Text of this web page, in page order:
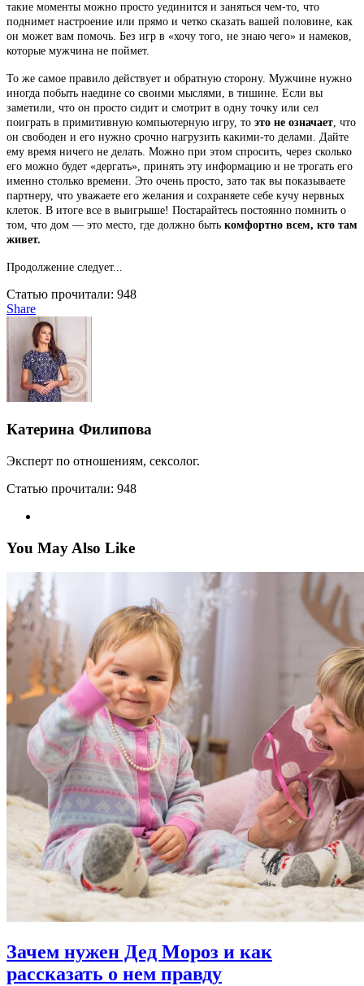
такие моменты можно просто уединится и заняться чем-то, что
поднимет настроение или прямо и четко сказать вашей половине, как
он может вам помочь. Без игр в «хочу того, не знаю чего» и намеков,
которые мужчина не поймет.
То же самое правило действует и обратную сторону. Мужчине нужно
иногда побыть наедине со своими мыслями, в тишине. Если вы
заметили, что он просто сидит и смотрит в одну точку или сел
поиграть в примитивную компьютерную игру, то это не означает, что
он свободен и его нужно срочно нагрузить какими-то делами. Дайте
ему время ничего не делать. Можно при этом спросить, через сколько
его можно будет «дергать», принять эту информацию и не трогать его
именно столько времени. Это очень просто, зато так вы показываете
партнеру, что уважаете его желания и сохраняете себе кучу нервных
клеток. В итоге все в выигрыше! Постарайтесь постоянно помнить о
том, что дом — это место, где должно быть комфортно всем, кто там
живет.
Продолжение следует...
Статью прочитали: 948
Share
Катерина Филипова
Эксперт по отношениям, сексолог.
Статью прочитали: 948
You May Also Like
Зачем нужен Дед Мороз и как
рассказать о нем правду